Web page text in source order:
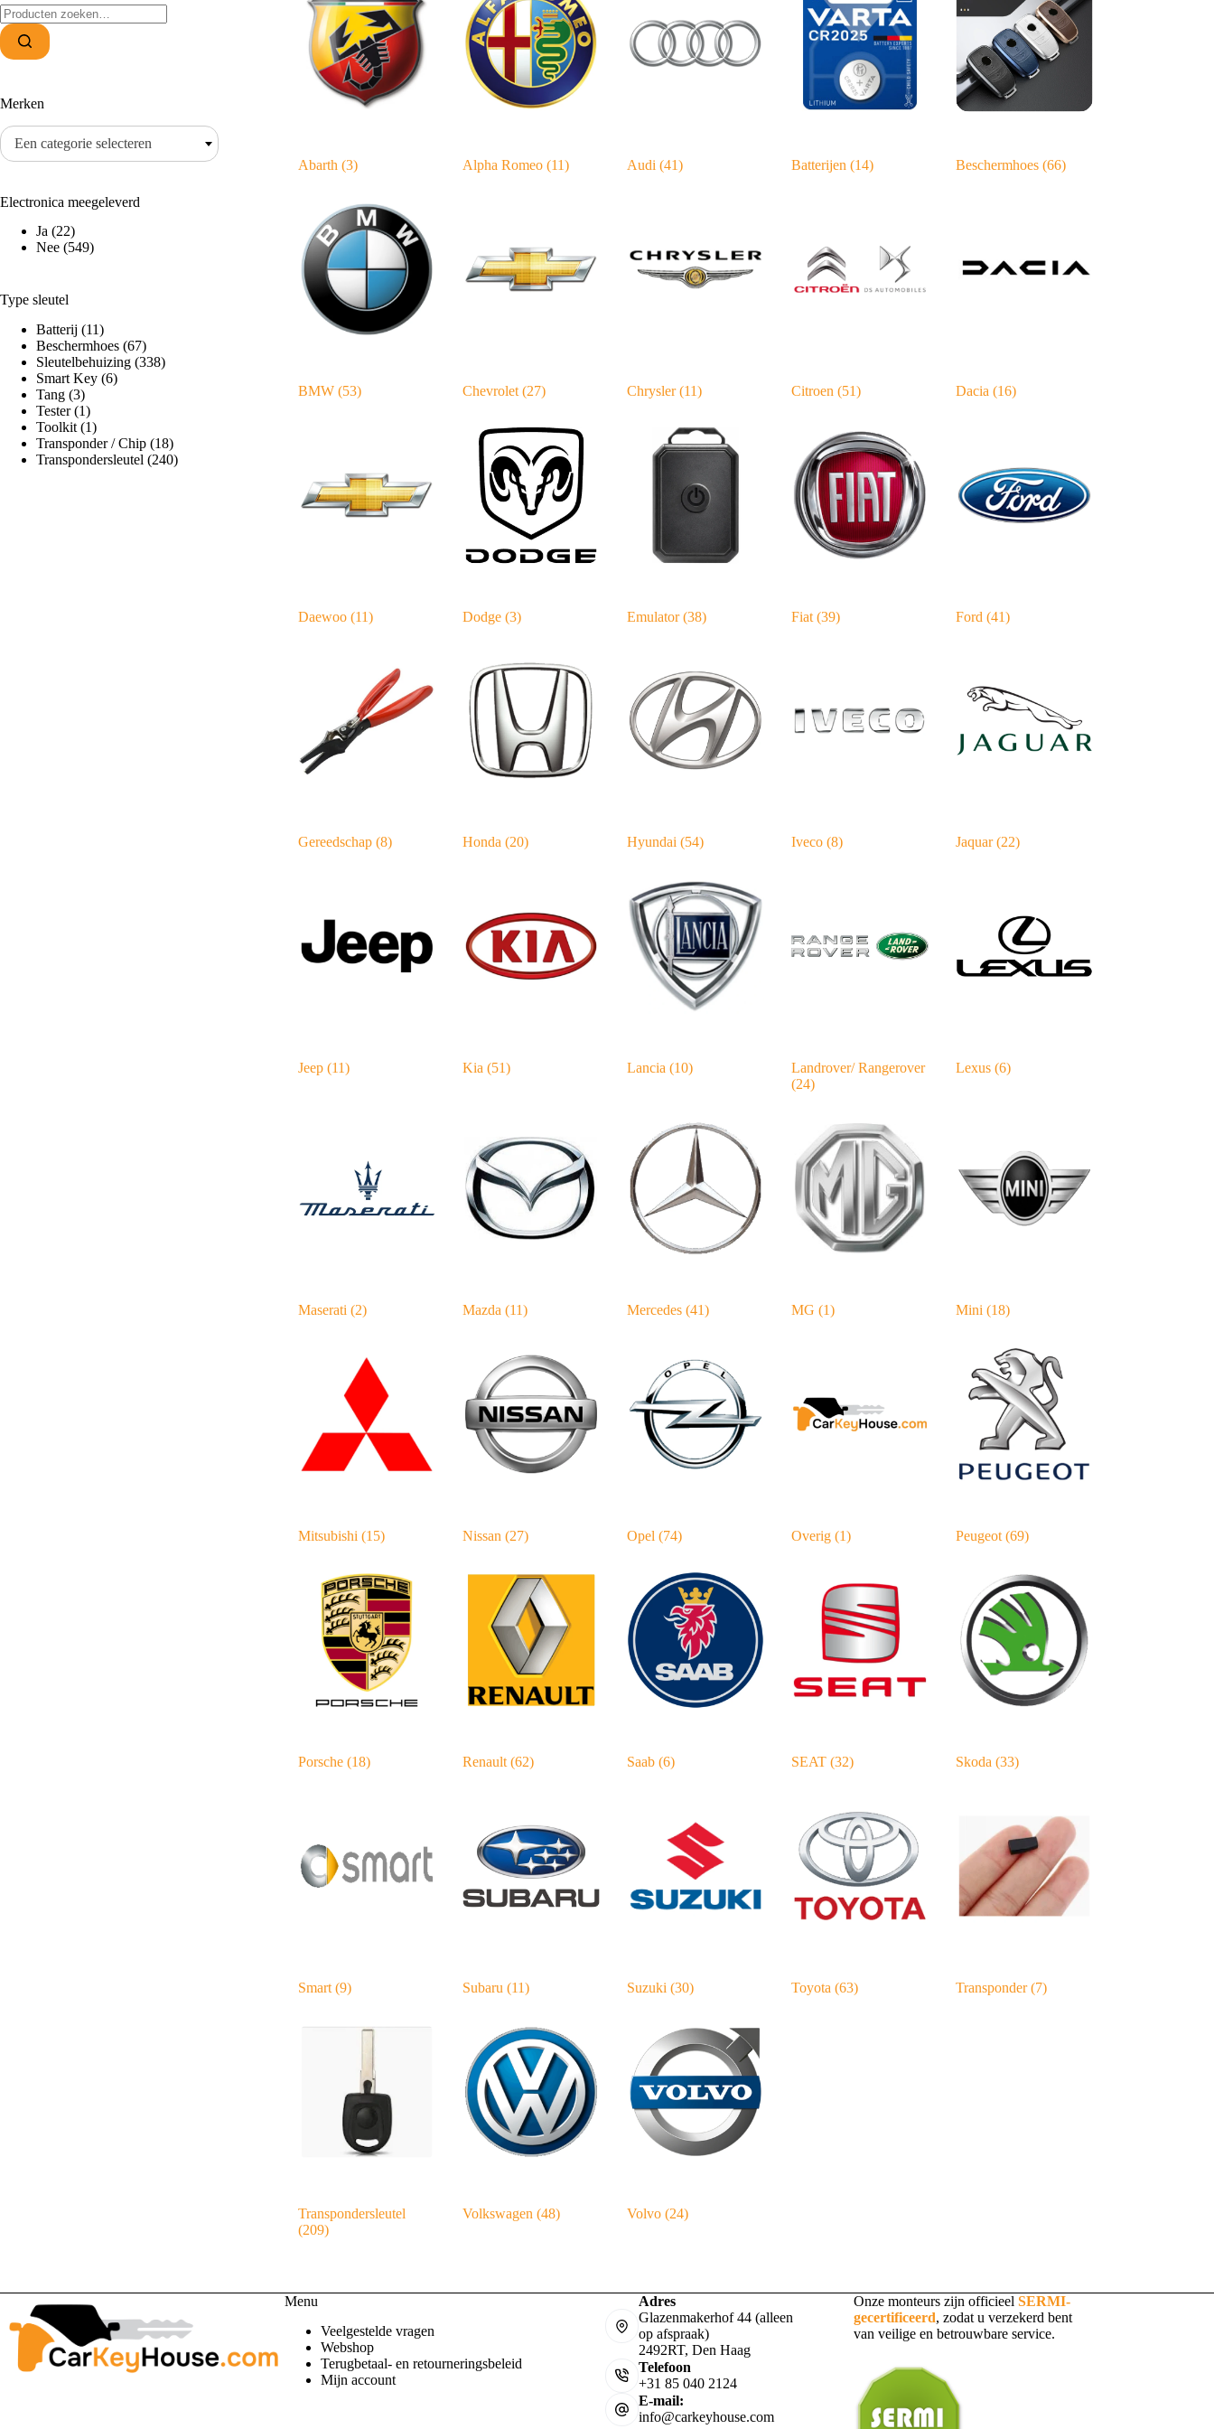
Abarth(3) Alpha Romeo(11) Audi (41) Batterijen (14) Beschermhoes (66)
BMW(53) Chevrolet(27) Chrysler(11) Citroen (51) Dacia (16)
Daewoo(11) Dodge(3) Emulator(38) Fiat (39) Ford (41)
Gereedschap(8) Honda(20) Hyundai (54) Iveco (8) Jaquar(22)
Jeep(11) Kia(51) Lancia (10)
Landrover/ Rangerover
(24)
Lexus (6)
Maserati(2) Mazda(11) Mercedes (41) MG (1) Mini (18)
Mitsubishi(15) Nissan(27) Opel (74) Overig (1) Peugeot (69)
Porsche(18) Renault(62) Saab (6) SEAT (32) Skoda (33)
Smart(9) Subaru(11) Suzuki (30) Toyota (63) Transponder(7)
Transpondersleutel
(209)
Volkswagen(48) Volvo (24)
Zoeken
naar:
Merken
Een categorie selecteren
Electronica meegeleverd
Ja (22)
Nee (549)
Type sleutel
Batterij (11)
Beschermhoes (67)
Sleutelbehuizing (338)
Smart Key (6)
Tang (3)
Tester (1)
Toolkit (1)
Transponder / Chip (18)
Transpondersleutel (240)
Menu
Veelgestelde vragen
Webshop
Terugbetaal- en retourneringsbeleid
Mijn account
Adres
Glazenmakerhof 44 (alleen
op afspraak)
2492RT, Den Haag
Telefoon
+31 85 040 2124
E-mail:
info@carkeyhouse.com
Onze monteurs zijn officieel SERMI-
gecertificeerd, zodat u verzekerd bent
van veilige en betrouwbare service.